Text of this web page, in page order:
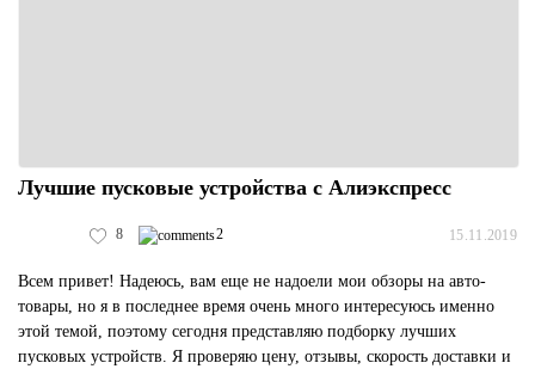
Лучшие пусковые устройства с Алиэкспресс
8 2 15.11.2019
Всем привет! Надеюсь, вам еще не надоели мои обзоры на авто-
товары, но я в последнее время очень много интересуюсь именно
этой темой, поэтому сегодня представляю подборку лучших
пусковых устройств. Я проверяю цену, отзывы, скорость доставки и